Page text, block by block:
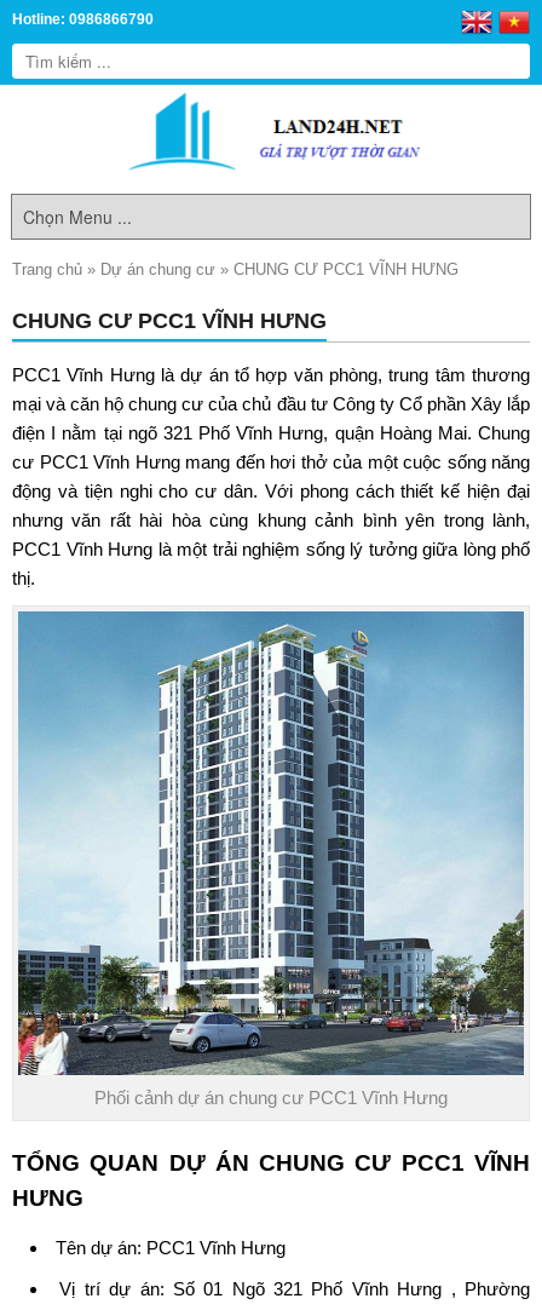
Hotline: 0986866790
Trang chủ » Dự án chung cư » CHUNG CƯ PCC1 VĨNH HƯNG
CHUNG CƯ PCC1 VĨNH HƯNG
PCC1 Vĩnh Hưnglà dự án tổ hợp văn phòng, trung tâm thương
mại và căn hộ chung cư của chủ đầu tư Công ty Cổ phần Xây lắp
điện I nằm tại ngõ 321 Phố Vĩnh Hưng, quận Hoàng Mai. Chung
cư PCC1 Vĩnh Hưngmang đến hơi thở của một cuộc sống năng
động và tiện nghi cho cư dân. Với phong cách thiết kế hiện đại
nhưng văn rất hài hòa cùng khung cảnh bình yên trong lành,
PCC1 Vĩnh Hưng là một trải nghiệm sống lý tưởng giữa lòng phố
thị.
Phối cảnh dự án chung cư PCC1 Vĩnh Hưng
TỔNG QUAN DỰ ÁNCHUNG CƯ PCC1 VĨNH
HƯNG
Tên dự án: PCC1 Vĩnh Hưng
Vị trí dự án: Số 01 Ngõ 321 Phố Vĩnh Hưng , Phường